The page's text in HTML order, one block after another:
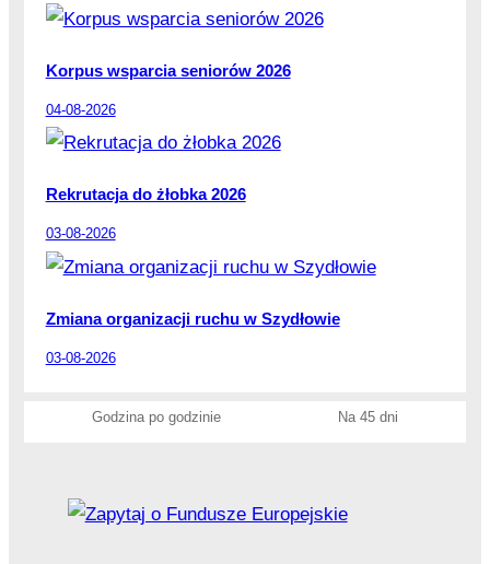
Korpus wsparcia seniorów 2026
04-08-2026
Rekrutacja do żłobka 2026
03-08-2026
Zmiana organizacji ruchu w Szydłowie
03-08-2026
Godzina po godzinie Na 45 dni